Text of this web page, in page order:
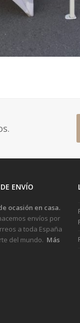
ENVÍO
ocasión en casa.
envíos por
a toda España
del mundo. Más